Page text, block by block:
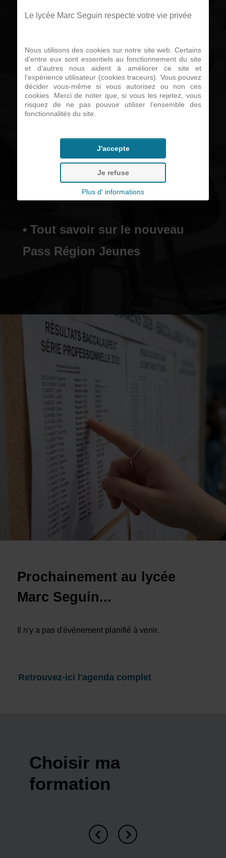
sont toujours
Liens utiles...
stages
• Télécharger une convention
de stage
• Tout savoir sur le nouveau
Pass Région Jeunes
Prochainement au lycée
Marc Seguin...
Il n'y a pas d'événement planifié à venir.
Retrouvez-ici l'agenda complet
Choisir ma
formation
Le lycée Marc Seguin respecte votre vie privée
Nous utilisons des cookies sur notre site web. Certains
d’entre eux sont essentiels au fonctionnement du site
et d’autres nous aident à améliorer ce site et
l’expérience utilisateur (cookies traceurs). Vous pouvez
décider vous-même si vous autorisez ou non ces
cookies. Merci de noter que, si vous les rejetez, vous
risquez de ne pas pouvoir utiliser l’ensemble des
fonctionnalités du site.
J'accepte
Je refuse
Plus d' informations